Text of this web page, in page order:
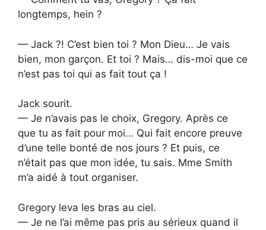
longtemps, hein ?
— Jack ?! C’est bien toi ? Mon Dieu… Je vais
bien, mon garçon. Et toi ? Mais… dis-moi que ce
n’est pas toi qui as fait tout ça !
Jack sourit.
— Je n’avais pas le choix, Gregory. Après ce
que tu as fait pour moi… Qui fait encore preuve
d’une telle bonté de nos jours ? Et puis, ce
n’était pas que mon idée, tu sais. Mme Smith
m’a aidé à tout organiser.
Gregory leva les bras au ciel.
— Je ne l’ai même pas pris au sérieux quand il